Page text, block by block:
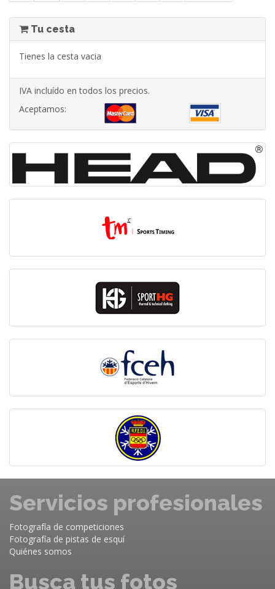
Tu cesta
Tienes la cesta vacia
IVA incluído en todos los precios.
Aceptamos:
Servicios profesionales
Fotografía de competiciones
Fotografía de pistas de esquí
Quiénes somos
Busca tus fotos